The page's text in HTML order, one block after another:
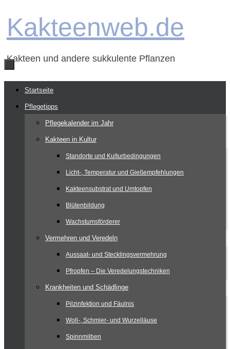
Inhalt
Kakteenweb.de
Kakteen und andere sukkulente Pflanzen
Zum
Inhalt
springen
Startseite
Pflegetipps
Pflegekalender im Jahr
Kakteen in Kultur
Standorte und Kulturbedingungen
Licht-, Temperatur und Gießempfehlungen
Kakteensubstrat und Umtopfen
Blütenbildung
Wachstumsförderer
Vermehren und Veredeln
Aussaat- und Stecklingsvermehrung
Pfropfen – Die Veredelungstechniken
Krankheiten und Schädlinge
Pilzinfektion und Fäulnis
Woll-, Schmier- und Wurzelläuse
Spinnmilben